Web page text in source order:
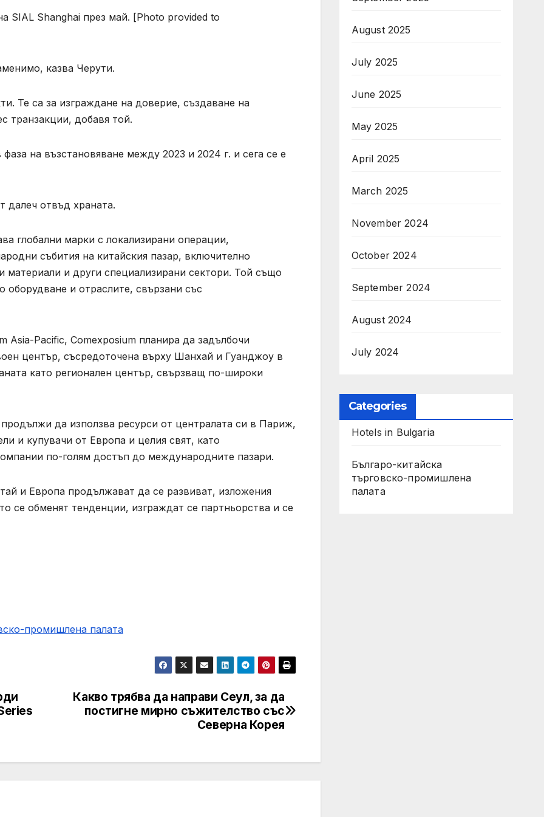
SIAL Shanghai през май. [Photo provided to
казва Черути.
Те са за изграждане на доверие, създаване на
транзакции, добавя той.
на възстановяване между 2023 и 2024 г. и сега се е
далеч отвъд храната.
глобални марки с локализирани операции,
събития на китайския пазар, включително
и други специализирани сектори. Той също
и отраслите, свързани със
Asia-Pacific, Comexposium планира да задълбочи
център, съсредоточена върху Шанхай и Гуанджоу в
като регионален център, свързващ по-широки
да използва ресурси от централата си в Париж,
и купувачи от Европа и целия свят, като
по-голям достъп до международните пазари.
и Европа продължават да се развиват, изложения
се обменят тенденции, изграждат се партньорства и се
промишлена палaта
Какво трябва да направи Сеул, за да
постигне мирно съжителство със
Северна Корея
August 2025
July 2025
June 2025
May 2025
April 2025
March 2025
November 2024
October 2024
September 2024
August 2024
July 2024
Categories
Hotels in Bulgaria
Българо-китайска
търговско-промишлена
палата